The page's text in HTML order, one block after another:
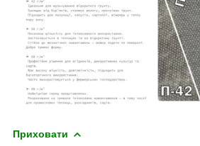
Приховати